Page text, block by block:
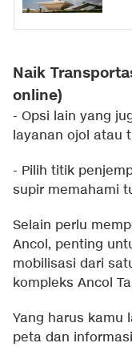
Naik
online)
- Opsi lain yang
layanan ojol atau
- Pilih titik
supir memahami
Selain perlu
Ancol, penting
mobilisasi dari
kompleks Ancol
Yang harus kamu
peta dan